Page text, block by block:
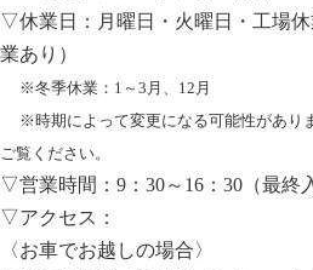
▽休業日：月曜日・火曜日・工場
業あり）
※冬季休業：1～3月、12月
※時期によって変更になる可能性があり
ご覧ください。
▽営業時間：9：30～16：30（最終
▽アクセス：
〈お車でお越しの場合〉